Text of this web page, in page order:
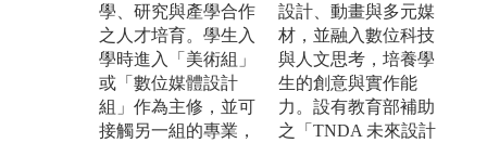
學、研究與產學合作
之人才培育。學生入
學時進入「美術組」
或「數位媒體設計
組」作為主修，並可
接觸另一組的專業，
設計、動畫與多元媒
材，並融入數位科技
與人文思考，培養學
生的創意與實作能
力。設有教育部補助
之「TNDA 未來設計